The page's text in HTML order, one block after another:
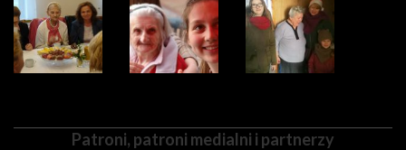
Patroni, patroni medialni i partnerzy